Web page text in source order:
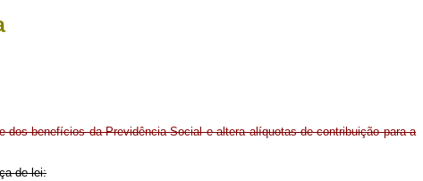
dos benefícios da Previdência Social e altera alíquotas de contribuição para a
de lei: